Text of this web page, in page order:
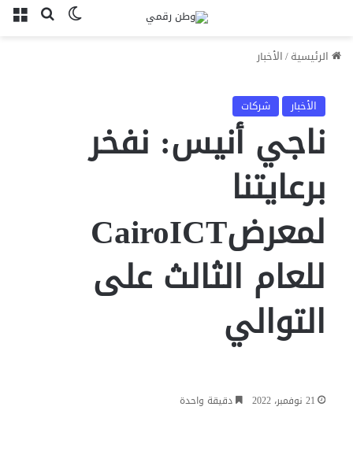
بحث عنالوضع
الرئيسية/الأخبار
الأخبار شركات
ناجي أنيس: نفخر
برعايتنا
لمعرضCairoICT
للعام الثالث على
التوالي
21 نوفمبر، 2022 دقيقة واحدة